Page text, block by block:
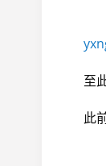
至
此